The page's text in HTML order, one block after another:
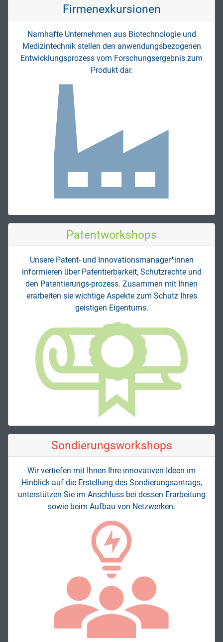
Firmen­exkursionen
Namhafte Unternehmen aus Biotechnologie und
Medizintechnik stellen den anwendungsbezogenen
Entwicklungsprozess vom Forschungsergebnis zum
Produkt dar.
Patent­workshops
Unsere Patent- und Innovations­manager*innen
informieren über Patentierbarkeit, Schutzrechte und
den Patentierungs-prozess. Zusammen mit Ihnen
erarbeiten sie wichtige Aspekte zum Schutz Ihres
geistigen Eigentums.
Sondierungs­workshops
Wir vertiefen mit Ihnen Ihre innovativen Ideen im
Hinblick auf die Erstellung des Sondierungsantrags,
unterstützen Sie im Anschluss bei dessen Erarbeitung
sowie beim Aufbau von Netzwerken.